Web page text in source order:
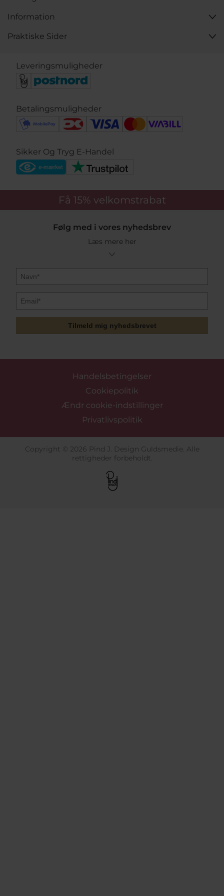
Information
Praktiske Sider
Leveringsmuligheder
Betalingsmuligheder
Sikker Og Tryg E-Handel
Få 15% velkomstrabat
Følg med i vores nyhedsbrev
Læs mere her
Tilmeld mig nyhedsbrevet
Handelsbetingelser
Cookiepolitik
Ændr cookie-indstillinger
Privatlivspolitik
Copyright © 2026 Pind J. Design Guldsmedie. Alle
rettigheder forbeholdt.